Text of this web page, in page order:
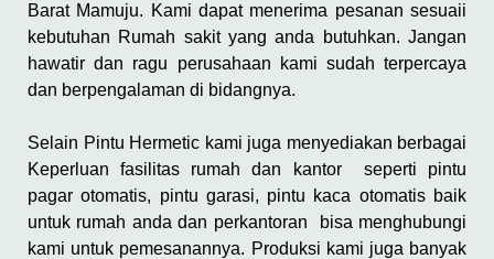
Barat Mamuju. Kami dapat menerima pesanan sesuaii
kebutuhan Rumah sakit yang anda butuhkan. Jangan
hawatir dan ragu perusahaan kami sudah terpercaya
dan berpengalaman di bidangnya.
Selain Pintu Hermetic kami juga menyediakan berbagai
Keperluan fasilitas rumah dan kantor seperti pintu
pagar otomatis, pintu garasi, pintu kaca otomatis baik
untuk rumah anda dan perkantoran bisa menghubungi
kami untuk pemesanannya. Produksi kami juga banyak